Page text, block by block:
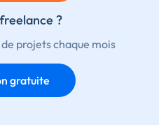
?
projets chaque mois
gratuite